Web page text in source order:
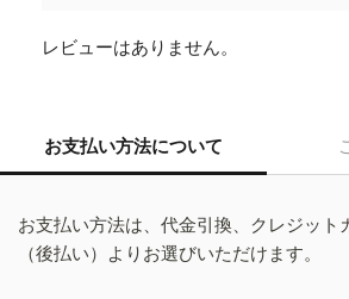
レビューはありません。
お支払い方法について
お支払い方法は、代金引換、クレジット
（後払い）よりお選びいただけます。